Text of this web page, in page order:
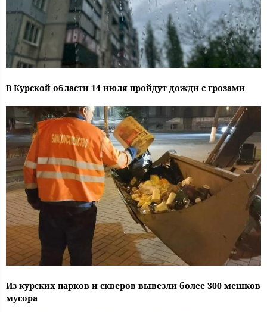
В Курской области 14 июля пройдут дожди с грозами
Из курских парков и скверов вывезли более 300 мешков
мусора